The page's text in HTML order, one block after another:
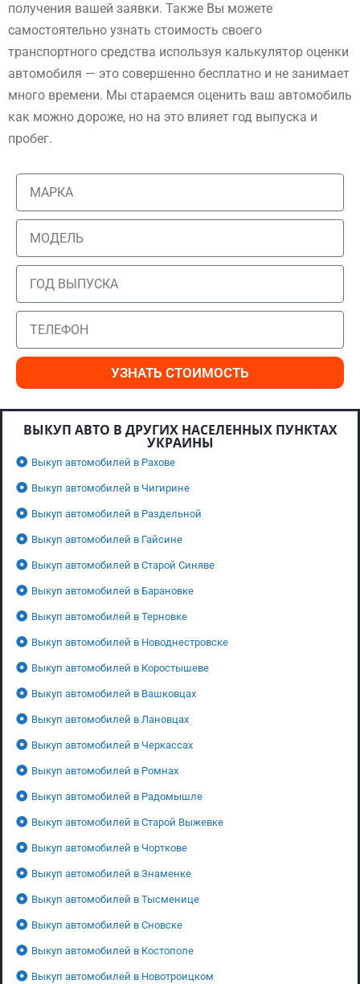
получения вашей заявки. Также Вы можете
самостоятельно узнать стоимость своего
транспортного средства используя калькулятор оценки
автомобиля — это совершенно бесплатно и не занимает
много времени. Мы стараемся оценить ваш автомобиль
как можно дороже, но на это влияет год выпуска и
пробег.
УЗНАТЬ СТОИМОСТЬ
ВЫКУП АВТО В ДРУГИХ НАСЕЛЕННЫХ ПУНКТАХ
УКРАИНЫ
Выкуп автомобилей в Рахове
Выкуп автомобилей в Чигирине
Выкуп автомобилей в Раздельной
Выкуп автомобилей в Гайсине
Выкуп автомобилей в Старой Синяве
Выкуп автомобилей в Барановке
Выкуп автомобилей в Терновке
Выкуп автомобилей в Новоднестровске
Выкуп автомобилей в Коростышеве
Выкуп автомобилей в Вашковцах
Выкуп автомобилей в Лановцах
Выкуп автомобилей в Черкассах
Выкуп автомобилей в Ромнах
Выкуп автомобилей в Радомышле
Выкуп автомобилей в Старой Выжевке
Выкуп автомобилей в Чорткове
Выкуп автомобилей в Знаменке
Выкуп автомобилей в Тысменице
Выкуп автомобилей в Сновске
Выкуп автомобилей в Костополе
Выкуп автомобилей в Новотроицком